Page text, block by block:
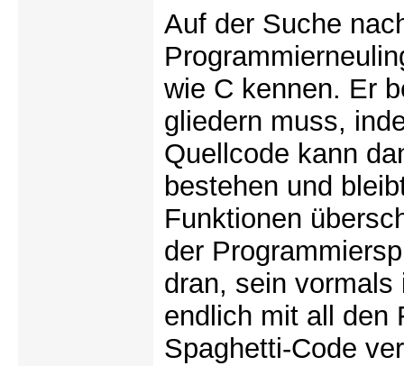
Auf der Suche
wie C kennen. Er
gliedern muss,
Quellcode kann
bestehen und
Funktionen
der
dran, sein
endlich mit all den
Spaghetti-Code